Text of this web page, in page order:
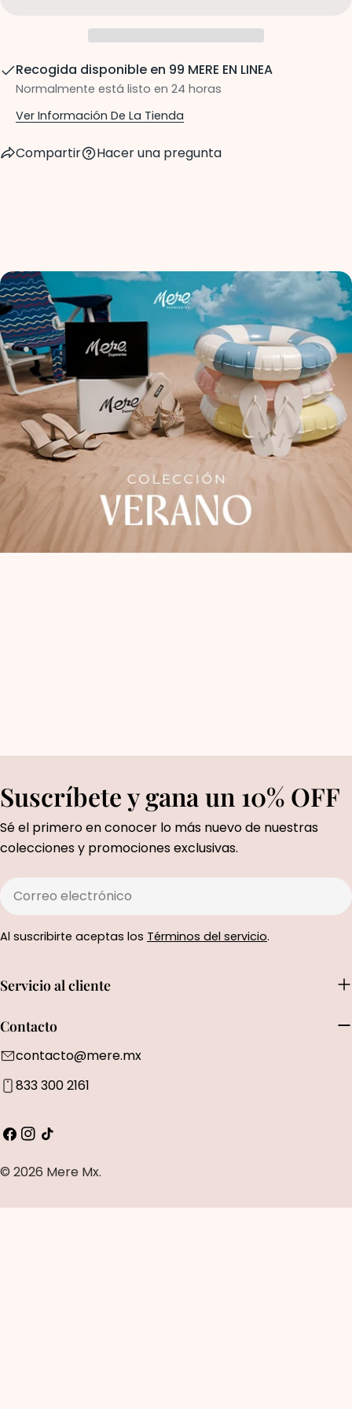
Recogida disponible en 99 MERE EN LINEA
Normalmente está listo en 24 horas
Ver Información De La Tienda
Compartir Hacer una pregunta
Suscríbete y gana un 10% OFF
Sé el primero en conocer lo más nuevo de nuestras
colecciones y promociones exclusivas.
Correo
electrónico
Al suscribirte aceptas los Términos del servicio.
Servicio al cliente
Contacto
contacto@mere.mx
833 300 2161
Facebook
Instagram
Tik
© 2026 Mere Mx.